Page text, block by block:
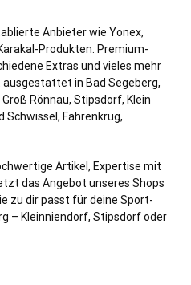
Anbieter wie Yonex,
Produkten. Premium-
Extras und vieles mehr
in Bad Segeberg,
Groß Rönnau, Stipsdorf, Klein
Schwissel , Fahrenkrug,
Artikel, Expertise mit
das Angebot unseres Shops
zu dir passt für deine Sport-
– Kleinniendorf, Stipsdorf oder